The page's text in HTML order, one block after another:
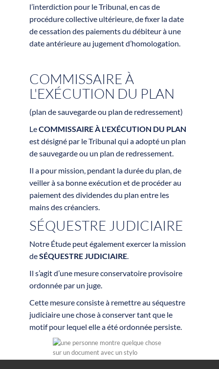
l’interdiction pour le Tribunal, en cas de
procédure collective ultérieure, de fixer la date
de cessation des paiements du débiteur à une
date antérieure au jugement d’homologation.
COMMISSAIRE À
L'EXÉCUTION DU PLAN
(plan de sauvegarde ou plan de redressement)
LeCOMMISSAIRE À L'EXÉCUTION DU PLAN
est désigné par le Tribunal qui a adopté un plan
de sauvegarde ou un plan de redressement.
Il a pour mission, pendant la durée du plan, de
veiller à sa bonne exécution et de procéder au
paiement des dividendes du plan entre les
mains des créanciers.
SÉQUESTRE JUDICIAIRE
Notre Étude peut également exercer la mission
deSÉQUESTRE JUDICIAIRE.
Il s’agit d’une mesure conservatoire provisoire
ordonnée par un juge.
Cette mesure consiste à remettre au séquestre
judiciaire une chose à conserver tant que le
motif pour lequel elle a été ordonnée persiste.